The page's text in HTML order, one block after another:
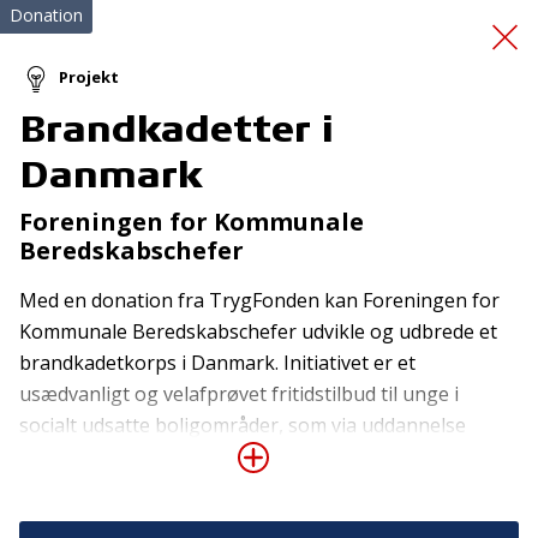
Førstehjælpskursus
Donation
Projekt
Brandkadetter i
Danmark
Foreningen for Kommunale
Beredskabschefer
Med en donation fra TrygFonden kan Foreningen for
Kommunale Beredskabschefer udvikle og udbrede et
brandkadetkorps i Danmark. Initiativet er et
usædvanligt og velafprøvet fritidstilbud til unge i
socialt udsatte boligområder, som via uddannelse
inden for brand og redning får noget meningsfuldt at
Manchester og fire års uddannelse af brandkadetter i
Tilmeld nyhedsbrev
De seneste nyheder om TrygFondens og TryghedsGruppens
aktiviteter direkte i din indbakke.